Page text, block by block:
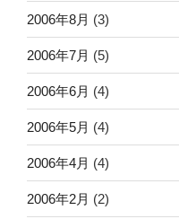
2006年8月 (3)
2006年7月 (5)
2006年6月 (4)
2006年5月 (4)
2006年4月 (4)
2006年2月 (2)